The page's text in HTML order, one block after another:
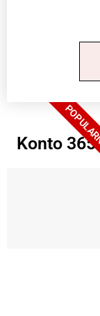
Konto